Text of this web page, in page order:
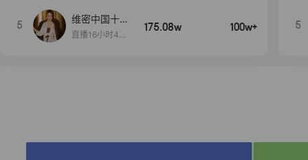
5
维密中国十周
年 与你如此
直播16小时48
175.08w 100w+ 5